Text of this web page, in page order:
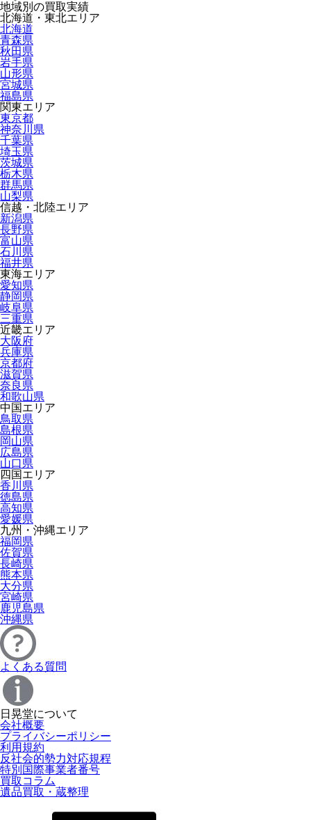
地域別の買取実績
北海道・東北エリア
北海道
青森県
秋田県
岩手県
山形県
宮城県
福島県
関東エリア
東京都
神奈川県
千葉県
埼玉県
茨城県
栃木県
群馬県
山梨県
信越・北陸エリア
新潟県
長野県
富山県
石川県
福井県
東海エリア
愛知県
静岡県
岐阜県
三重県
近畿エリア
大阪府
兵庫県
京都府
滋賀県
奈良県
和歌山県
中国エリア
鳥取県
島根県
岡山県
広島県
山口県
四国エリア
香川県
徳島県
高知県
愛媛県
九州・沖縄エリア
福岡県
佐賀県
長崎県
熊本県
大分県
宮崎県
鹿児島県
沖縄県
よくある質問
日晃堂について
会社概要
プライバシーポリシー
利用規約
反社会的勢力対応規程
特別国際事業者番号
買取コラム
遺品買取・蔵整理